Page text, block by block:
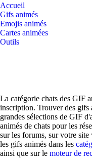
Accueil
Gifs animés
Emojis animés
Cartes animées
Outils
La catégorie chats des GIF
inscription. Trouver des gifs
grandes sélections de GIF
animés de chats pour les
sur les forums, sur votre
les gifs animés dans les
ainsi que sur le moteur de